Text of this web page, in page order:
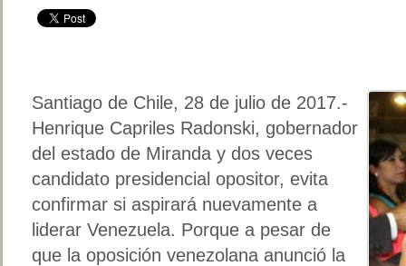
Santiago de Chile, 28 de julio de 2017.-
Henrique Capriles Radonski, gobernador
del estado de Miranda y dos veces
candidato presidencial opositor, evita
confirmar si aspirará nuevamente a
liderar Venezuela. Porque a pesar de
que la oposición venezolana anunció la